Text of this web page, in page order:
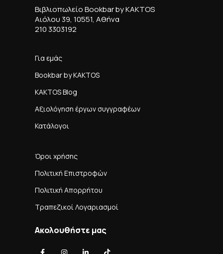
Βιβλιοπωλείο Bookbar by KAKTOS
Αιόλου 39, 10551, Αθήνα
210 3303192
Για εμάς
Bookbar by KAKTOS
KAKTOS Blog
Αξιολόγηση έργων συγγραφέων
Κατάλογοι
Όροι χρήσης
Πολιτική Επιστροφών
Πολιτική Απορρήτου
Τραπεζικοί Λογαριασμοί
Ακολουθήστε μας